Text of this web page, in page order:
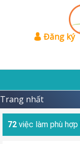
Đăng ký
Trang nhất
72 việc làm phù hợp